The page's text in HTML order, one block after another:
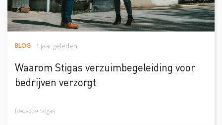
BLOG 1 jaar geleden
Waarom Stigas verzuimbegeleiding voor
bedrijven verzorgt
Redactie Stigas